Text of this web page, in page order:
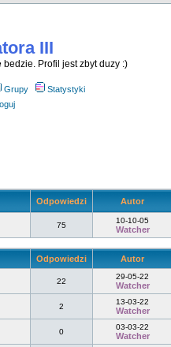
III
Profil jest zbyt duzy :)
Grupy
Statystyki
Odpowiedzi Autor
75
10-10-05
Watcher
Odpowiedzi Autor
22
29-05-22
Watcher
2
13-03-22
Watcher
0
03-03-22
Watcher